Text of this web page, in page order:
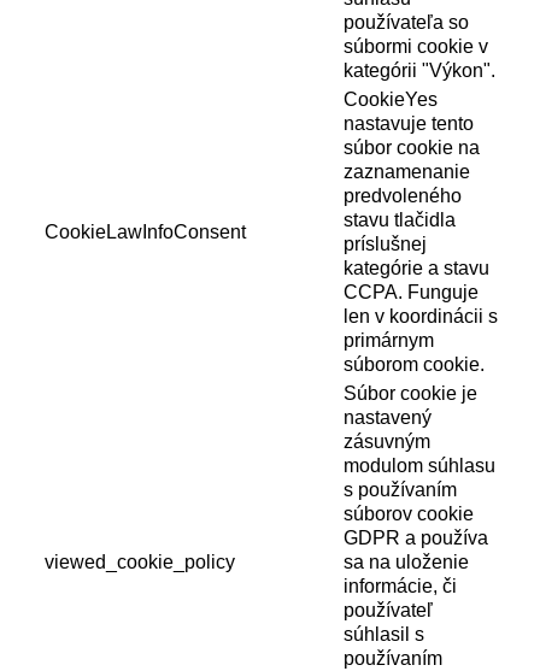
používateľa so
súbormi cookie v
kategórii "Výkon".
CookieLawInfoConsent
CookieYes
nastavuje tento
súbor cookie na
zaznamenanie
predvoleného
stavu tlačidla
príslušnej
kategórie a stavu
CCPA. Funguje
len v koordinácii s
primárnym
súborom cookie.
viewed_cookie_policy
Súbor cookie je
nastavený
zásuvným
modulom súhlasu
s používaním
súborov cookie
GDPR a používa
sa na uloženie
informácie, či
používateľ
súhlasil s
používaním